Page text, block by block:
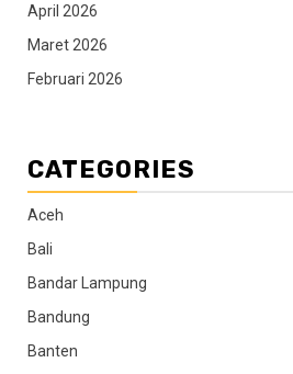
April 2026
Maret 2026
Februari 2026
CATEGORIES
Aceh
Bali
Bandar Lampung
Bandung
Banten